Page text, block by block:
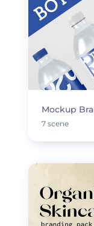
Mockup
7 scene